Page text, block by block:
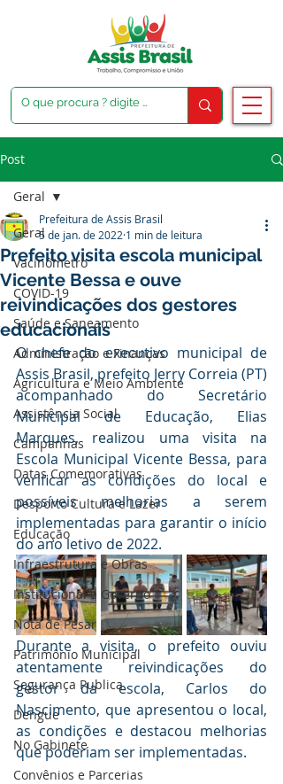
Post
Geral
Vacinômetro
COVID-19
Saúde e Saneamento
Administração e Finanças
Agricultura e Meio Ambiente
Assistência Social
Campanhas
Datas Comemorativas
Desporto Cultura e Lazer
Educação
Infraestrutura e Obras
Institucional e Governo
Nota de Pesar
Patrimônio Municipal
Segurança Publica
Dengue
No Gabinete
Convênios e Parcerias
Geral
Prefeito visita escola municipal
Vicente Bessa e ouve
reivindicações dos gestores
educacionais
Prefeitura de Assis Brasil
5 de jan. de 2022 1 min de leitura
O chefe do executivo municipal de
Assis Brasil, prefeito Jerry Correia (PT)
acompanhado do Secretário
Municipal de Educação, Elias
Marques, realizou uma visita na
Escola Municipal Vicente Bessa, para
verificar as condições do local e
possíveis melhorias a serem
implementadas para garantir o início
do ano letivo de 2022.
Durante a visita, o prefeito ouviu
atentamente reivindicações do
gestor da escola, Carlos do
Nascimento, que apresentou o local,
as condições e destacou melhorias
que poderiam ser implementadas.